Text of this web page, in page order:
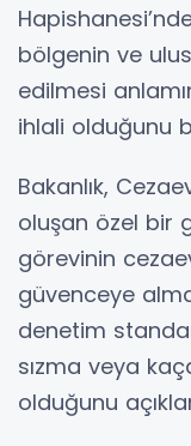
bölgenin ve
edilmesi
ihlali olduğunu
Bakanlık,
oluşan özel bir
görevinin
güvenceye
denetim
sızma veya
olduğunu